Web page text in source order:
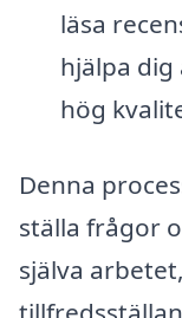
läsa
hjälpa
hög
Denna
ställa frågor
själva